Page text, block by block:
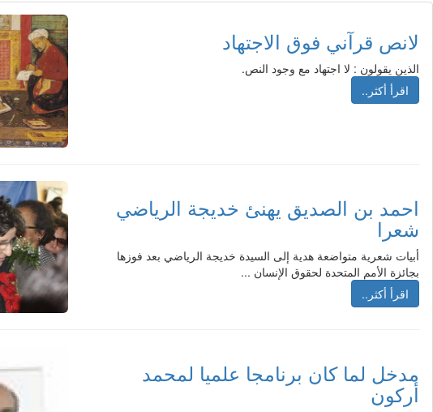
لانص قرآني فوق الاجتهاد
الذين يقولون : لا اجتهاد مع وجود النص.
اقرأ أكثر..
احمد بن الصديق يهنئ خديجة الرياضي
شعرا
أبيات شعرية متواضعة هدية إلى السيدة خديجة الرياضي بعد فوزها
بجائزة الأمم المتحدة لحقوق الإنسان ...
اقرأ أكثر..
مدخل لما كان برنامجا علميا لمحمد
أركون